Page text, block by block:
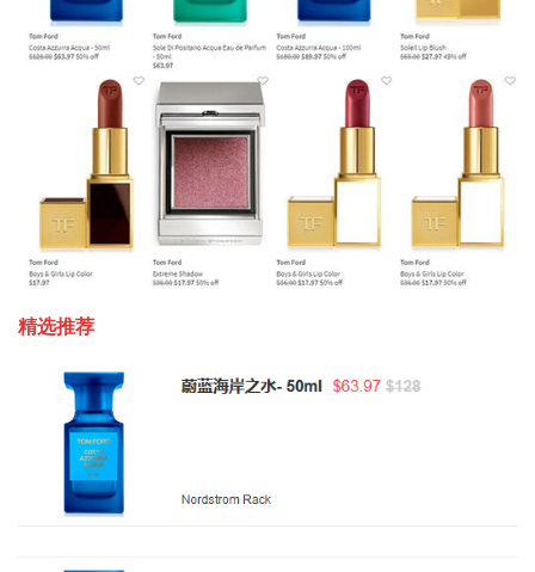
精选推荐